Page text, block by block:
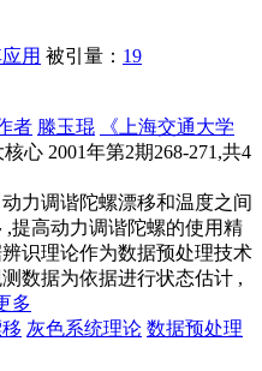
用 被引量： 19
者 滕玉琨
《上海交通大学
核心 2001年第2期268-271,共4
力调谐陀螺漂移和温度之间
提高动力调谐陀螺的使用精
识理论作为数据预处理技术
数据为依据进行状态估计 ,
多
灰色系统理论 数据预处理